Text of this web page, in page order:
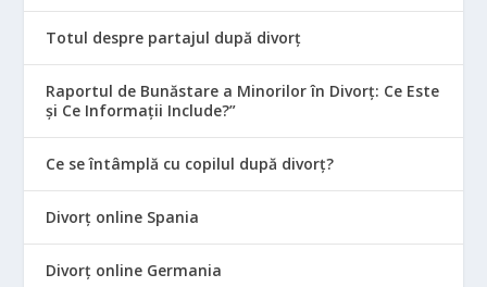
Totul despre partajul după divorț
Raportul de Bunăstare a Minorilor în Divorț: Ce Este
și Ce Informații Include?”
Ce se întâmplă cu copilul după divorț?
Divorț online Spania
Divorț online Germania